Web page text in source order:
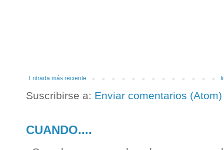
Entrada más reciente
Suscribirse a: Enviar comentarios (Atom)
CUANDO....